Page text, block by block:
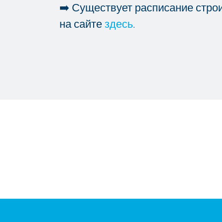
➡️ Существует расписание
на сайте здесь.